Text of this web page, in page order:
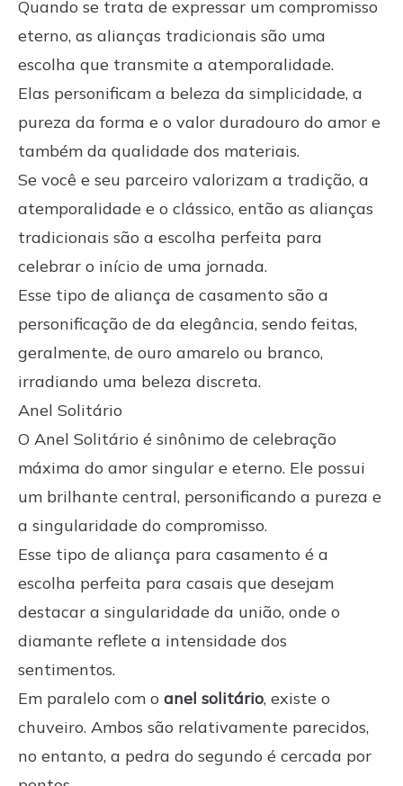
Quando se trata de expressar um compromisso
eterno, as alianças tradicionais são uma
escolha que transmite a atemporalidade.
Elas personificam a beleza da simplicidade, a
pureza da forma e o valor duradouro do amor e
também da qualidade dos materiais.
Se você e seu parceiro valorizam a tradição, a
atemporalidade e o clássico, então as alianças
tradicionais são a escolha perfeita para
celebrar o início de uma jornada.
Esse tipo de aliança de casamento são a
personificação de da elegância, sendo feitas,
geralmente, de ouro amarelo ou branco,
irradiando uma beleza discreta.
Anel Solitário
O Anel Solitário é sinônimo de celebração
máxima do amor singular e eterno. Ele possui
um brilhante central, personificando a pureza e
a singularidade do compromisso.
Esse tipo de aliança para casamento é a
escolha perfeita para casais que desejam
destacar a singularidade da união, onde o
diamante reflete a intensidade dos
sentimentos.
Em paralelo com o anel solitário, existe o
chuveiro. Ambos são relativamente parecidos,
no entanto, a pedra do segundo é cercada por